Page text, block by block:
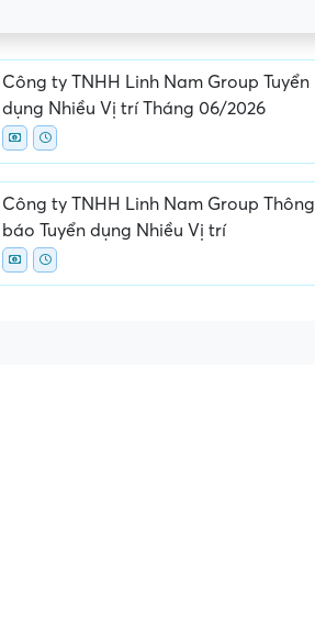
Công ty TNHH Linh Nam Group Tuyển
dụng Nhiều Vị trí Tháng 06/2026
Công ty TNHH Linh Nam Group Thông
báo Tuyển dụng Nhiều Vị trí